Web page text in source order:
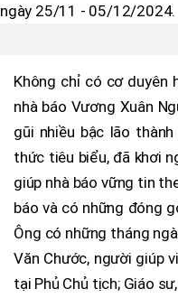
ngày 25/11 - 05/12/2024.
Không chỉ có cơ duyên
nhà báo Vương Xuân
gũi nhiều bậc lão
thức tiêu biểu, đã khơi
giúp nhà báo vững tin
báo và có những đóng
Ông có những tháng
Văn Chước, người giúp
tại Phủ Chủ tịch; Giáo